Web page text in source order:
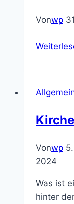
Vonwp
Allgemein
Vonwp
2024
Was ist
hinter